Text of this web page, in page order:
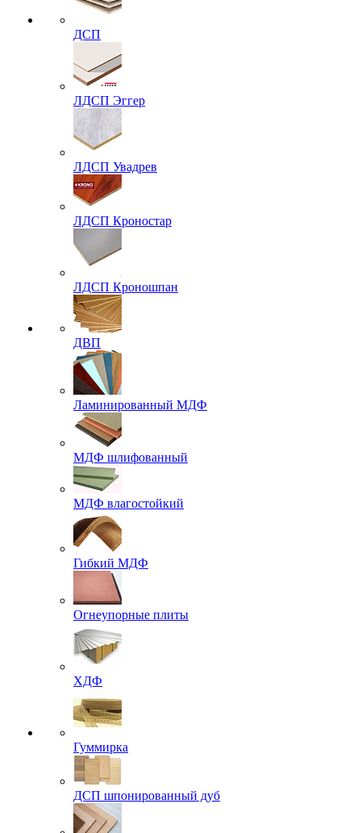
ДСП
ЛДСП Эггер
ЛДСП Увадрев
ЛДСП Кроностар
ЛДСП Кроношпан
ДВП
Ламинированный МДФ
МДФ шлифованный
МДФ влагостойкий
Гибкий МДФ
Огнеупорные плиты
ХДФ
Гуммирка
ДСП шпонированный дуб